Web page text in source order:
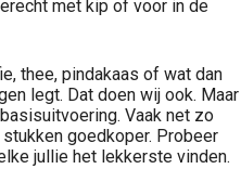
met kip of voor in de
thee, pindakaas of wat dan
legt. Dat doen wij ook. Maar
Vaak net zo
goedkoper. Probeer
jullie het lekkerste vinden.